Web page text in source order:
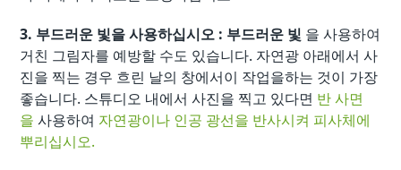
3. 부드러운 빛을 사용하십시오 : 부드러운 빛 을 사용하여
거친 그림자를 예방할 수도 있습니다. 자연광 아래에서 사
진을 찍는 경우 흐린 날의 창에서이 작업을하는 것이 가장
좋습니다. 스튜디오 내에서 사진을 찍고 있다면 반 사면
을 사용하여 자연광이나 인공 광선을 반사시켜 피사체에
뿌리십시오.